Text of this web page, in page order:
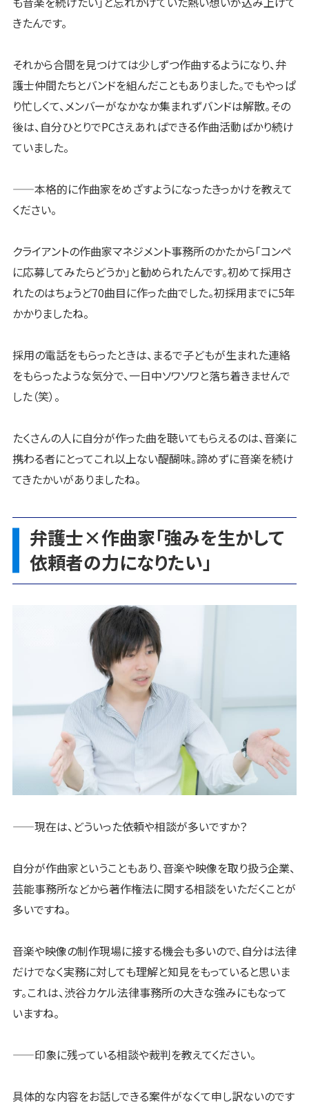
きたんです。
それから合間を見つけては少しずつ作曲するようになり、弁
護士仲間たちとバンドを組んだこともありました。でもやっぱ
り忙しくて、メンバーがなかなか集まれずバンドは解散。その
後は、自分ひとりでPCさえあればできる作曲活動ばかり続け
ていました。
——本格的に作曲家をめざすようになったきっかけを教えて
ください。
クライアントの作曲家マネジメント事務所のかたから「コンペ
に応募してみたらどうか」と勧められたんです。初めて採用さ
れたのはちょうど70曲目に作った曲でした。初採用までに5年
かかりましたね。
採用の電話をもらったときは、まるで子どもが生まれた連絡
をもらったような気分で、一日中ソワソワと落ち着きませんで
した（笑）。
たくさんの人に自分が作った曲を聴いてもらえるのは、音楽に
携わる者にとってこれ以上ない醍醐味。諦めずに音楽を続け
てきたかいがありましたね。
弁護士×作曲家「強みを生かして
依頼者の力になりたい」
——現在は、どういった依頼や相談が多いですか？
自分が作曲家ということもあり、音楽や映像を取り扱う企業、
芸能事務所などから著作権法に関する相談をいただくことが
多いですね。
音楽や映像の制作現場に接する機会も多いので、自分は法律
だけでなく実務に対しても理解と知見をもっていると思いま
す。これは、渋谷カケル法律事務所の大きな強みにもなって
いますね。
——印象に残っている相談や裁判を教えてください。
具体的な内容をお話しできる案件がなくて申し訳ないのです